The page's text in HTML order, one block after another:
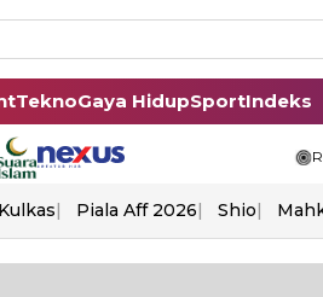
TeknoGaya HidupSportIndeks
Kulkas Piala Aff 2026 Shio